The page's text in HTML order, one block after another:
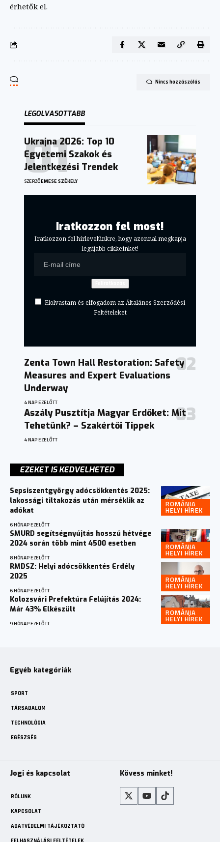
érhetők el.
Nincs hozzászólás
LEGOLVASOTTABB
Ukrajna 2026: Top 10
Egyetemi Szakok és
Jelentkezési Trendek
SZERZŐEMESE SZÉKELY
Iratkozzon fel most!
Iratkozzon fel hírlevelünkre, hogy azonnal megkapja
legújabb cikkeinket!
Elolvastam és elfogadom az Általános Szerződési
Feltételeket
Zenta Town Hall Restoration: Safety
Measures and Expert Evaluations
Underway
4 NAP EZELŐTT
Aszály Pusztítja Magyar Erdőket: Mit
Tehetünk? – Szakértői Tippek
4 NAP EZELŐTT
EZEKET IS KEDVELHETED
ROMÁNIA
HELYI HÍREK
Sepsiszentgyörgy adócsökkentés 2025:
lakossági tiltakozás után mérséklik az
adókat
6 HÓNAP EZELŐTT
ROMÁNIA
HELYI HÍREK
SMURD segítségnyújtás hosszú hétvége
2024 során több mint 4500 esetben
8 HÓNAP EZELŐTT
ROMÁNIA
HELYI HÍREK
RMDSZ: Helyi adócsökkentés Erdély
2025
6 HÓNAP EZELŐTT
ROMÁNIA
HELYI HÍREK
Kolozsvári Prefektúra Felújítás 2024:
Már 43% Elkészült
9 HÓNAP EZELŐTT
Egyéb kategóriák
SPORT
TÁRSADALOM
TECHNOLÓGIA
EGÉSZSÉG
Jogi és kapcsolat
RÓLUNK
KAPCSOLAT
ADATVÉDELMI TÁJÉKOZTATÓ
Kövess minket!